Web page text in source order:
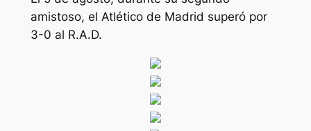
amistoso, el Atlético de Madrid superó por
3-0 al R.A.D.